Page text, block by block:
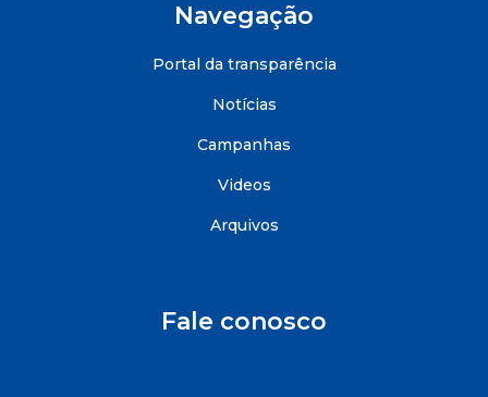
Navegação
Portal da transparência
Notícias
Campanhas
Videos
Arquivos
Fale conosco